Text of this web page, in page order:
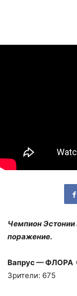
Чемпион Эстонии
поражение.
Вапрус — ФЛОРА
Зрители: 675